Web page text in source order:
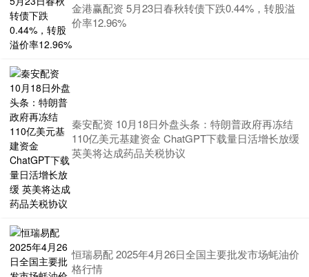
金港赢配资 5月23日春秋转债下跌0.44%，转股溢
价率12.96%
秦安配资 10月18日外盘头条：特朗普政府再冻结
110亿美元基建资金 ChatGPT下载量日活增长放缓
英美将达成药品关税协议
恒瑞易配 2025年4月26日全国主要批发市场蚝油价
格行情